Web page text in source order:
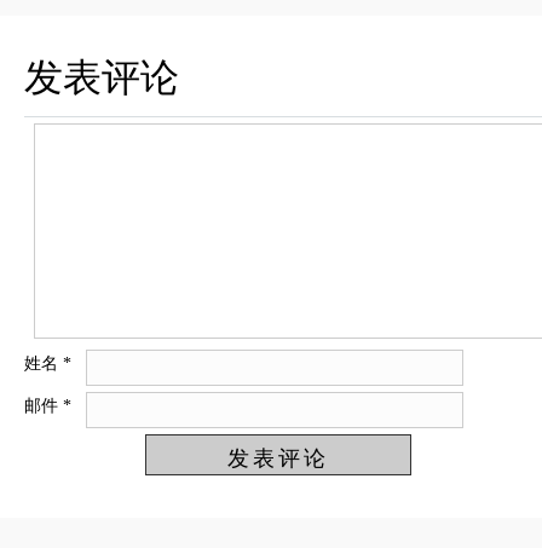
发表评论
姓名 *
邮件 *